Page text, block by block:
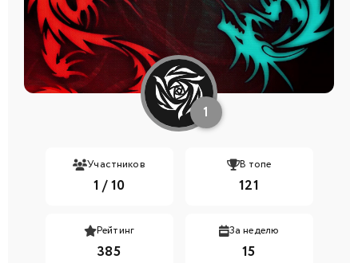
1
Участников
1 / 10
В топе
121
Рейтинг
385
За неделю
15